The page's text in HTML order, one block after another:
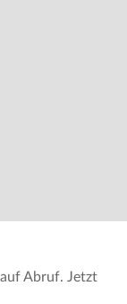
Abruf. Jetzt